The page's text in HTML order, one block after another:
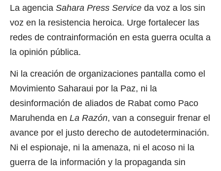
La agencia Sahara Press Service da voz a los sin
voz en la resistencia heroica. Urge fortalecer las
redes de contrainformación en esta guerra oculta a
la opinión pública.
Ni la creación de organizaciones pantalla como el
Movimiento Saharaui por la Paz, ni la
desinformación de aliados de Rabat como Paco
Maruhenda en La Razón, van a conseguir frenar el
avance por el justo derecho de autodeterminación.
Ni el espionaje, ni la amenaza, ni el acoso ni la
guerra de la información y la propaganda sin